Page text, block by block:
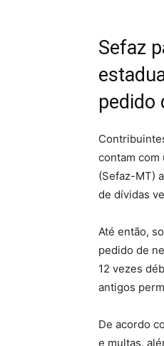
Sefaz
pedido
contam com
(Sefaz-MT)
de dívidas
Até então,
pedido de
12 vezes
antigos
De acordo
e multas,